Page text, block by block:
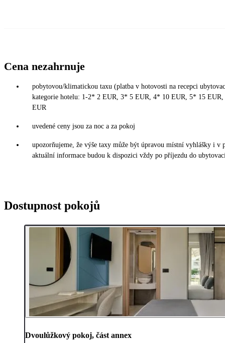
Cena nezahrnuje
pobytovou/klimatickou taxu (platba v hotovosti na recepci
kategorie hotelu: 1-2* 2 EUR, 3* 5 EUR, 4* 10 EUR, 5* 15 EUR,
EUR
uvedené ceny jsou za noc a za pokoj
upozorňujeme, že výše taxy může být úpravou místní vyhlášky i v
aktuální informace budou k dispozici vždy po příjezdu do
Dostupnost pokojů
Dvoulůžkový pokoj, část annex